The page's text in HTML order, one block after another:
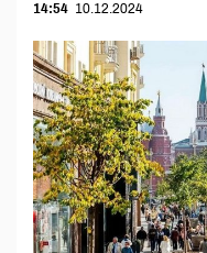
14:54 10.12.2024